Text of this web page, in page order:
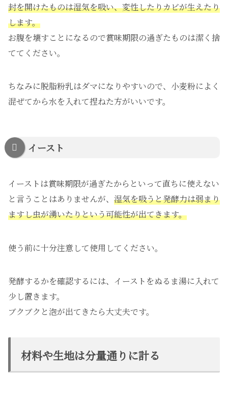
封を開けたものは湿気を吸い、変性したりカビが生えたり
します。
お腹を壊すことになるので賞味期限の過ぎたものは潔く捨
ててください。
ちなみに脱脂粉乳はダマになりやすいので、小麦粉によく
混ぜてから水を入れて捏ねた方がいいです。
イースト
イーストは賞味期限が過ぎたからといって直ちに使えない
と言うことはありませんが、 湿気を吸うと発酵力は弱まり
ますし虫が湧いたりという可能性が出てきます。
使う前に十分注意して使用してください。
発酵するかを確認するには、イーストをぬるま湯に入れて
少し置きます。
ブクブクと泡が出てきたら大丈夫です。
材料や生地は分量通りに計る